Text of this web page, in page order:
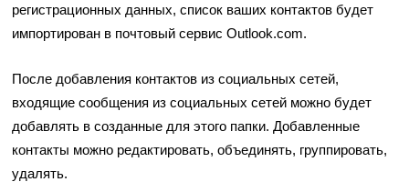
регистрационных данных, список ваших контактов будет
импортирован в почтовый сервис Outlook.com.
После добавления контактов из социальных сетей,
входящие сообщения из социальных сетей можно будет
добавлять в созданные для этого папки. Добавленные
контакты можно редактировать, объединять, группировать,
удалять.